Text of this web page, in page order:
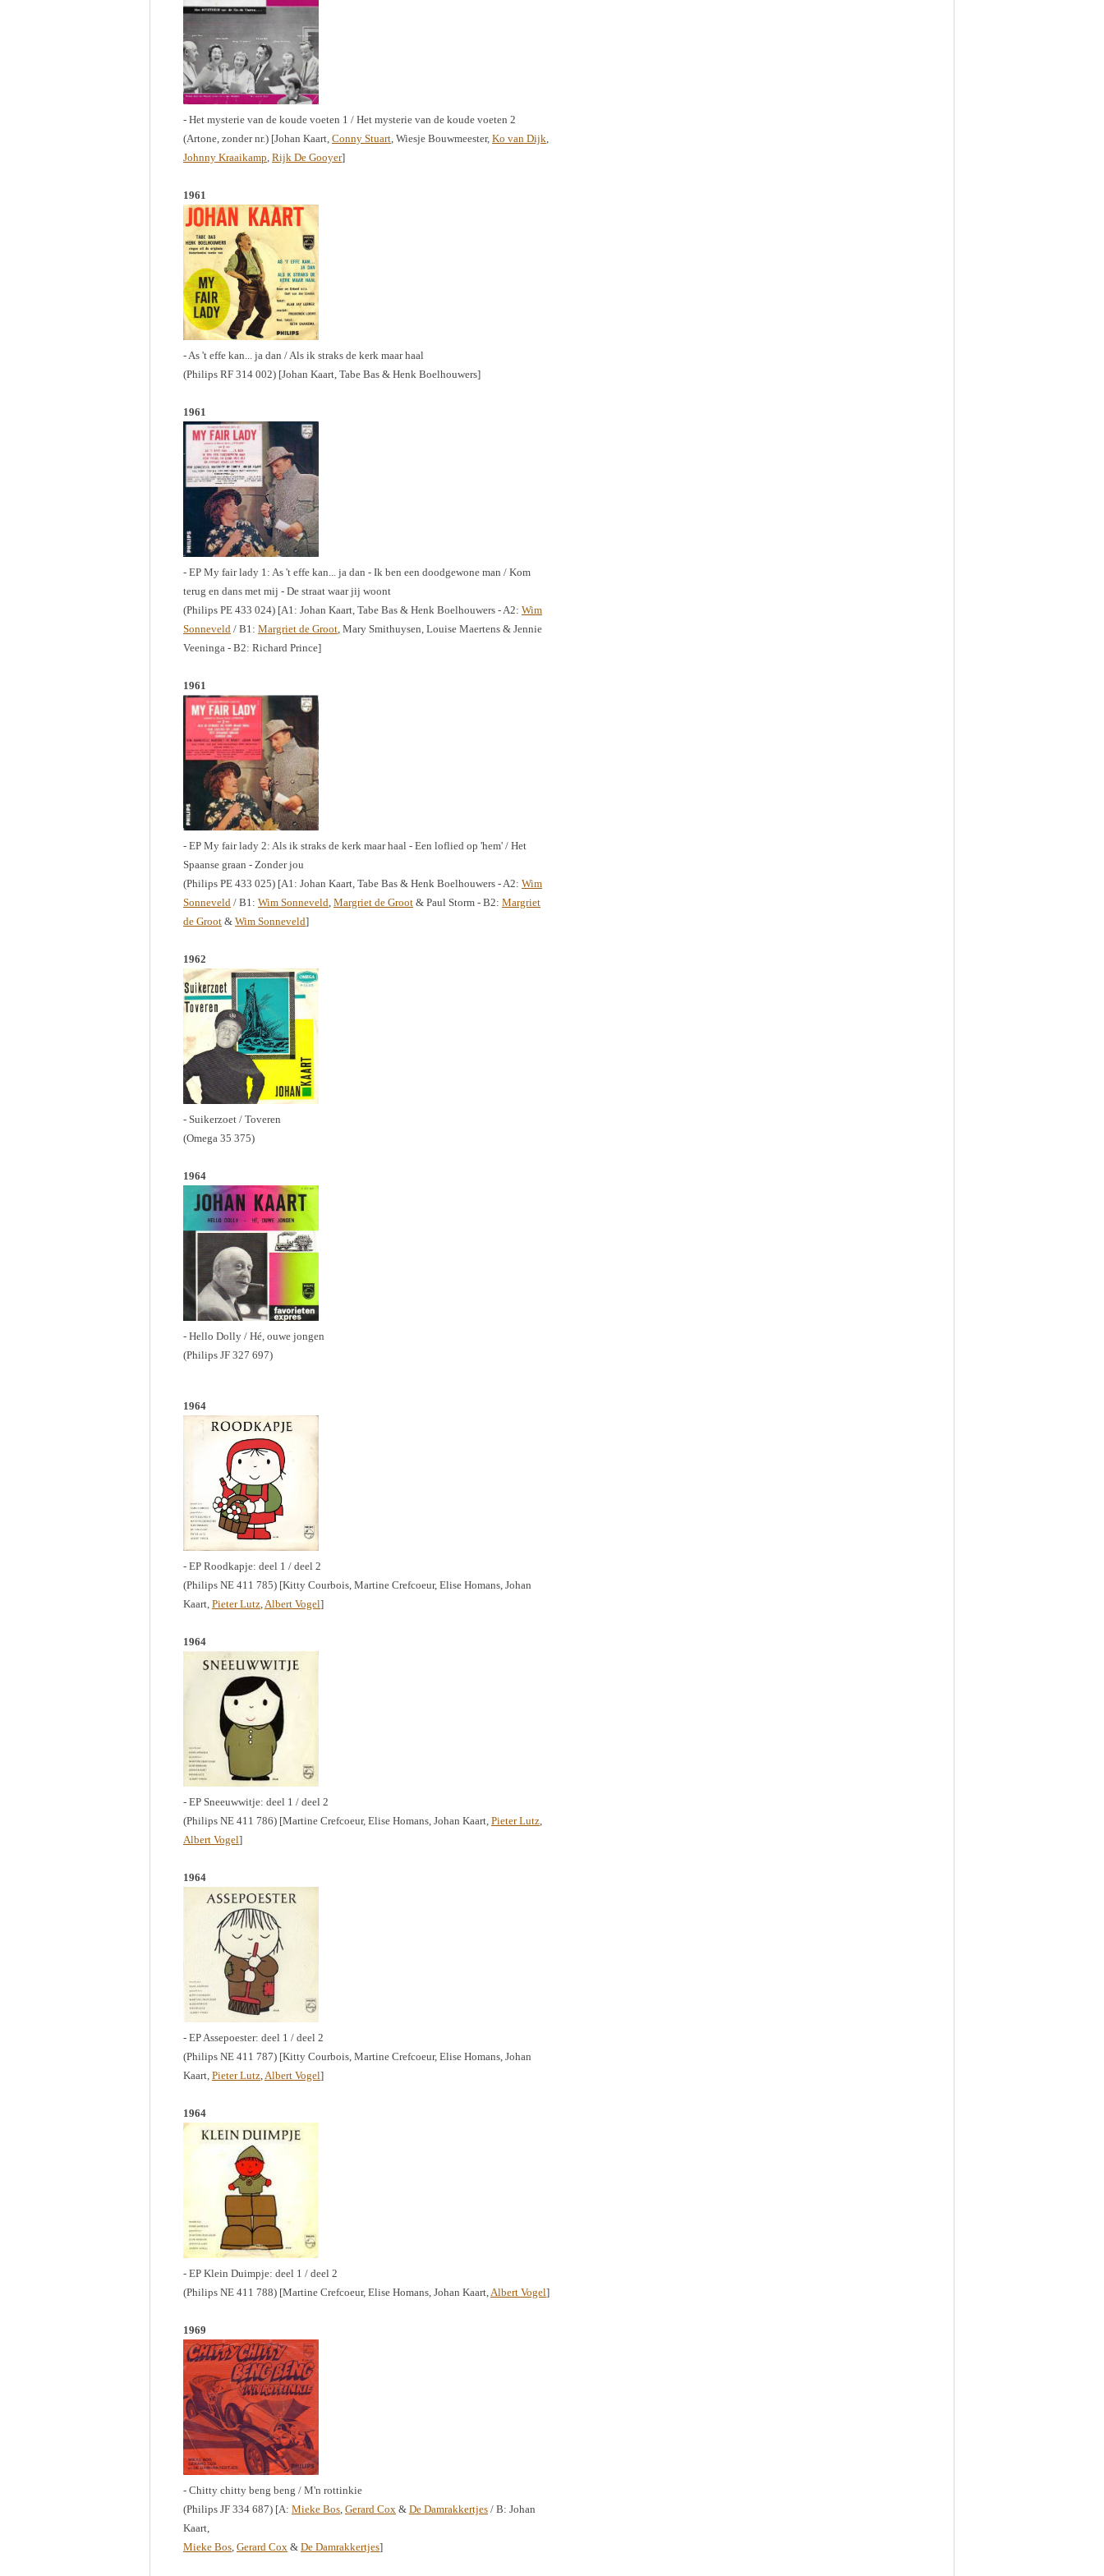
- Het mysterie van de koude voeten 1 / Het mysterie van de koude voeten 2
(Artone, zonder nr.) [Johan Kaart, Conny Stuart, Wiesje Bouwmeester, Ko van Dijk,
Johnny Kraaikamp, Rijk De Gooyer]
1961
- As 't effe kan... ja dan / Als ik straks de kerk maar haal
(Philips RF 314 002) [Johan Kaart, Tabe Bas & Henk Boelhouwers]
1961
- EP My fair lady 1: As 't effe kan... ja dan - Ik ben een doodgewone man / Kom
terug en dans met mij - De straat waar jij woont
(Philips PE 433 024) [A1: Johan Kaart, Tabe Bas & Henk Boelhouwers - A2: Wim
Sonneveld / B1: Margriet de Groot, Mary Smithuysen, Louise Maertens & Jennie
Veeninga - B2: Richard Prince]
1961
- EP My fair lady 2: Als ik straks de kerk maar haal - Een loflied op 'hem' / Het
Spaanse graan - Zonder jou
(Philips PE 433 025) [A1: Johan Kaart, Tabe Bas & Henk Boelhouwers - A2: Wim
Sonneveld / B1: Wim Sonneveld, Margriet de Groot & Paul Storm - B2: Margriet
de Groot & Wim Sonneveld]
1962
- Suikerzoet / Toveren
(Omega 35 375)
1964
- Hello Dolly / Hé, ouwe jongen
(Philips JF 327 697)
1964
- EP Roodkapje: deel 1 / deel 2
(Philips NE 411 785) [Kitty Courbois, Martine Crefcoeur, Elise Homans, Johan
Kaart, Pieter Lutz Albert Vogel]
1964
- EP Sneeuwwitje: deel 1 / deel 2
(Philips NE 411 786) [Martine Crefcoeur, Elise Homans, Johan Kaart, Pieter Lutz
Albert Vogel]
1964
- EP Assepoester: deel 1 / deel 2
(Philips NE 411 787) [Kitty Courbois, Martine Crefcoeur, Elise Homans, Johan
Kaart, Pieter Lutz Albert Vogel]
1964
- EP Klein Duimpje: deel 1 / deel 2
(Philips NE 411 788) [Martine Crefcoeur, Elise Homans, Johan Kaart, Albert Vogel]
1969
- Chitty chitty beng beng / M'n rottinkie
(Philips JF 334 687) [A: Mieke Bos Gerard Cox & De Damrakkertjes / B: Johan
Kaart,
Mieke Bos Gerard Cox & De Damrakkertjes]